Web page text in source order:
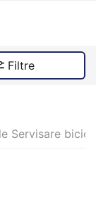
Filtre
Servisare